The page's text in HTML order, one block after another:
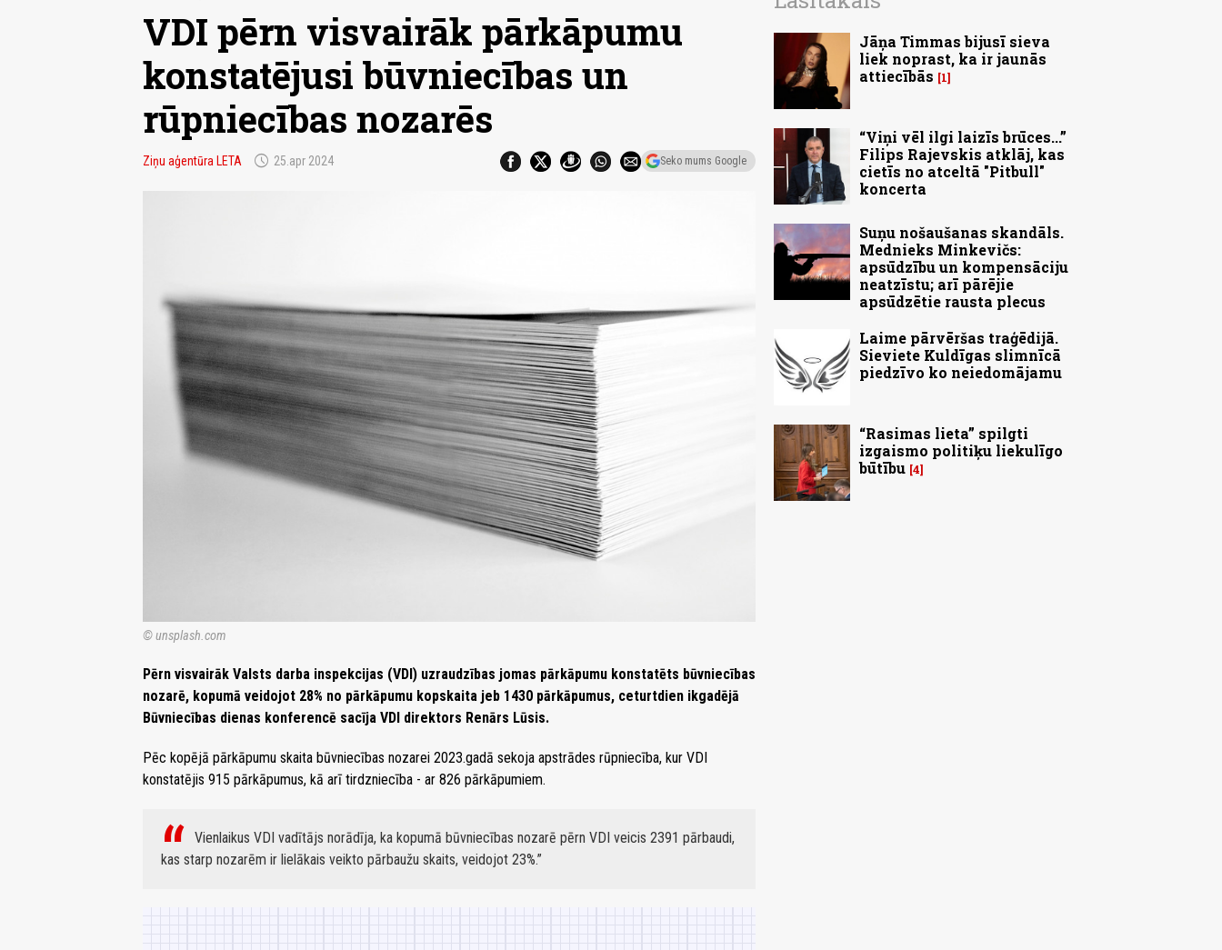
VDI pērn visvairāk pārkāpumu
konstatējusi būvniecības un
rūpniecības nozarēs
Ziņu aģentūra LETA schedule 25.apr 2024 Seko mums Google
© unsplash.com
Pērn visvairāk Valsts darba inspekcijas (VDI) uzraudzības jomas pārkāpumu konstatēts būvniecības
nozarē, kopumā veidojot 28% no pārkāpumu kopskaita jeb 1430 pārkāpumus, ceturtdien ikgadējā
Būvniecības dienas konferencē sacīja VDI direktors Renārs Lūsis.
Pēc kopējā pārkāpumu skaita būvniecības nozarei 2023.gadā sekoja apstrādes rūpniecība, kur VDI
konstatējis 915 pārkāpumus, kā arī tirdzniecība - ar 826 pārkāpumiem.
Vienlaikus VDI vadītājs norādīja, ka kopumā būvniecības nozarē pērn VDI veicis 2391 pārbaudi,
kas starp nozarēm ir lielākais veikto pārbaužu skaits, veidojot 23%.
Jāņa Timmas bijusī sieva
liek noprast, ka ir jaunās
attiecībās
1
“Viņi vēl ilgi laizīs brūces...”
Filips Rajevskis atklāj, kas
cietīs no atceltā "Pitbull"
koncerta
Suņu nošaušanas skandāls.
Mednieks Minkevičs:
apsūdzību un kompensāciju
neatzīstu; arī pārējie
apsūdzētie rausta plecus
Laime pārvēršas traģēdijā.
Sieviete Kuldīgas slimnīcā
piedzīvo ko neiedomājamu
“Rasimas lieta” spilgti
izgaismo politiķu liekulīgo
būtību 4